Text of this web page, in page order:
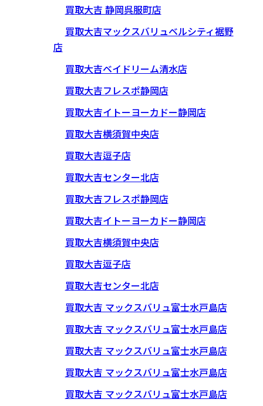
買取大吉 静岡呉服町店
買取大吉マックスバリュベルシティ裾野
店
買取大吉ベイドリーム清水店
買取大吉フレスポ静岡店
買取大吉イトーヨーカドー静岡店
買取大吉横須賀中央店
買取大吉逗子店
買取大吉センター北店
買取大吉フレスポ静岡店
買取大吉イトーヨーカドー静岡店
買取大吉横須賀中央店
買取大吉逗子店
買取大吉センター北店
買取大吉 マックスバリュ富士水戸島店
買取大吉 マックスバリュ富士水戸島店
買取大吉 マックスバリュ富士水戸島店
買取大吉 マックスバリュ富士水戸島店
買取大吉 マックスバリュ富士水戸島店